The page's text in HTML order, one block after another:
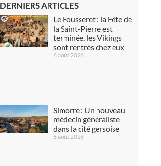
DERNIERS ARTICLES
Le Fousseret : la Fête de
la Saint-Pierre est
terminée, les Vikings
sont rentrés chez eux
6 août 2026
Simorre : Un nouveau
médecin généraliste
dans la cité gersoise
6 août 2026